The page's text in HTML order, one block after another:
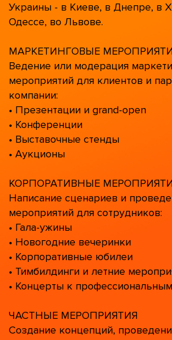
Украины - в Киеве, в Днепре, в
Одессе, во Львове.
МАРКЕТИНГОВЫЕ
Ведение или модерация
мероприятий для клиентов и
компании:
• Презентации и grand-open
• Конференции
• Выставочные стенды
• Аукционы
КОРПОРАТИВНЫЕ
Написание сценариев и
мероприятий для сотрудников:
• Гала-ужины
• Новогодние вечеринки
• Корпоративные юбилеи
• Тимбилдинги и летние
• Концерты к
ЧАСТНЫЕ МЕРОПРИЯТИЯ
Создание концепций,